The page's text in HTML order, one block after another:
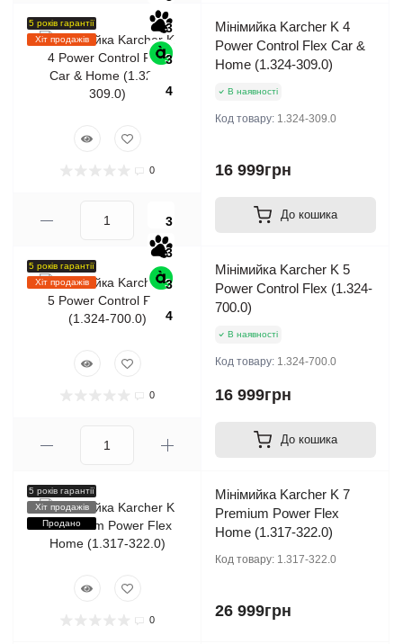
5 років гарантії
Хіт продажів
3
3
4
0
Мінімийка Karcher K 4
Power Control Flex Car &
Home (1.324-309.0)
В наявності
Код товару: 1.324-309.0
16 999грн
До кошика
5 років гарантії
Хіт продажів
3
3
3
4
0
Мінімийка Karcher K 5
Power Control Flex (1.324-
700.0)
В наявності
Код товару: 1.324-700.0
16 999грн
До кошика
5 років гарантії
Хіт продажів
Продано
0
Мінімийка Karcher K 7
Premium Power Flex
Home (1.317-322.0)
Код товару: 1.317-322.0
26 999грн